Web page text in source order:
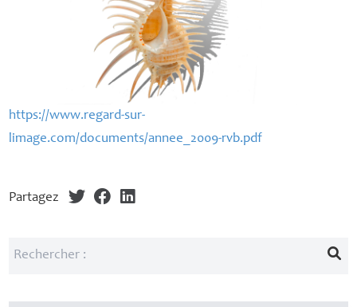
https://www.regard-sur-
limage.com/documents/annee_2009-rvb.pdf
Partagez